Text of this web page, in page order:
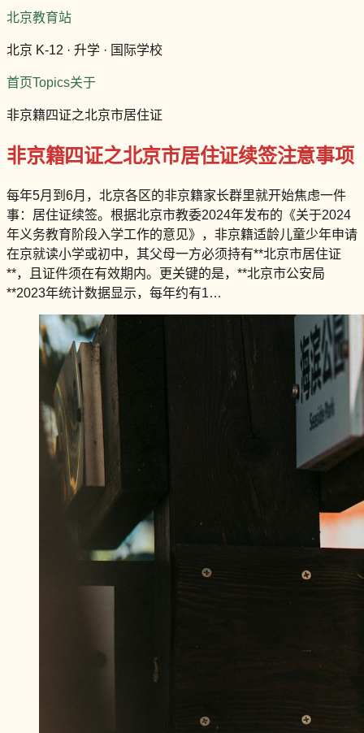
北京教育站
北京 K-12 · 升学 · 国际学校
首页Topics关于
非京籍四证之北京市居住证
非京籍四证之北京市居住证续签注意事项
每年5月到6月，北京各区的非京籍家长群里就开始焦虑一件
事：居住证续签。根据北京市教委2024年发布的《关于2024
年义务教育阶段入学工作的意见》，非京籍适龄儿童少年申请
在京就读小学或初中，其父母一方必须持有**北京市居住证
**，且证件须在有效期内。更关键的是，**北京市公安局
**2023年统计数据显示，每年约有1…